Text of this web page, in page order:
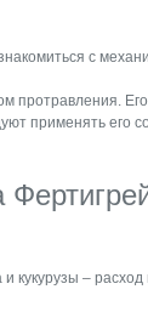
с
протравления.
применять его
кукурузы –